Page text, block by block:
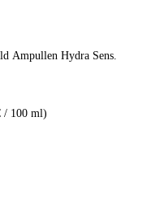
Ampullen Hydra Sens.
/ 100 ml)